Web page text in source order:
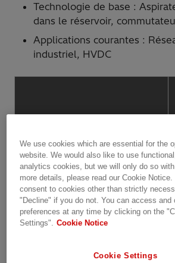
Technologie de base :
dans le réservoir,
Applications courantes :
industriel, HVDC
Tension la plus élevée
pour l’équipement (Um)
Impulsivité maximale de
la foudre (BIL)
We use cookies which are essential for the
website. We would also like to use
analytics cookies, but we will only do so
more details, please read our Cookie
consent to cookies other than strictly
"Decline" if you do not. You can access and
preferences at any time by clicking on the
Settings". Cookie Notice
Cookie Settings